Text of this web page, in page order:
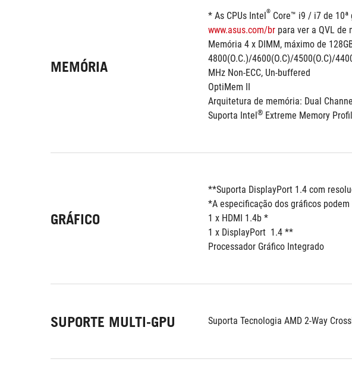
MEMÓRIA
* As CPUs Intel®
www.asus.com/br para ver a QVL de
Memória 4 x DIMM, máximo de
4800(O.C.)/4600(O.C)/4500(O.C)/
MHz Non-ECC, Un-buffered
OptiMem II
Arquitetura de memória: Dual
Suporta Intel® Extreme Memory
GRÁFICO
**Suporta DisplayPort 1.4 com
*A especificação dos gráficos
1 x HDMI 1.4b *
1 x DisplayPort  1.4 **
Processador Gráfico Integrado
SUPORTE MULTI-GPU Suporta Tecnologia AMD 2-Way